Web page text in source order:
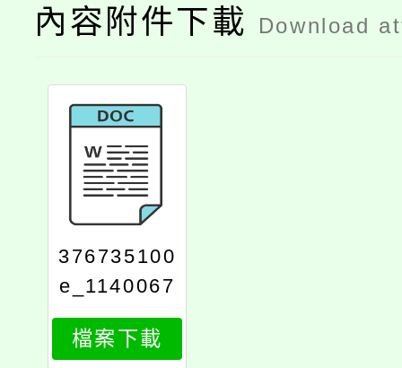
內容附件下載 Download
376735100
e_1140067
6311_attac
h1
檔案下載